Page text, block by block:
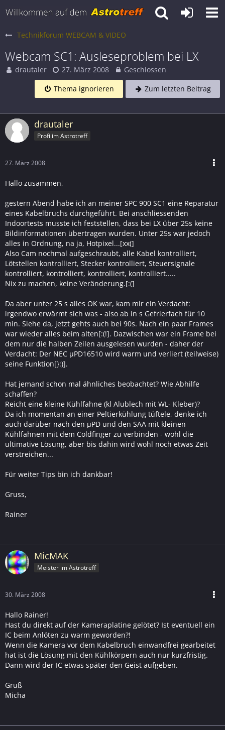
Technikforum WEBCAM & VIDEO
Webcam SC1: Ausleseproblem bei LX
drautaler 27. März 2008
Geschlossen
Thema ignorieren
Zum letzten Beitrag
drautaler
Profi im Astrotreff
27. März 2008
Hallo zusammen,
gestern Abend habe ich an meiner SPC 900 SC1 eine Reparatur
eines Kabelbruchs durchgeführt. Bei anschliessenden
Indoortests musste ich feststellen, dass bei LX über 25s keine
Bildinformationen übertragen wurden. Unter 25s war jedoch
alles in Ordnung, na ja, Hotpixel...[xx(]
Also Cam nochmal aufgeschraubt, alle Kabel kontrolliert,
Lötstellen kontrolliert, Stecker kontrolliert, Steuersignale
kontrolliert, kontrolliert, kontrolliert, kontrolliert.....
Nix zu machen, keine Veränderung.[:(]
Da aber unter 25 s alles OK war, kam mir ein Verdacht:
irgendwo erwärmt sich was - also ab in s Gefrierfach für 10
min. Siehe da, jetzt gehts auch bei 90s. Nach ein paar Frames
war wieder alles beim alten[:(!]. Dazwischen war ein Frame bei
dem nur die halben Zeilen ausgelesen wurden - daher der
Verdacht: Der NEC µPD16510 wird warm und verliert (teilweise)
seine Funktion[}:)].
Hat jemand schon mal ähnliches beobachtet? Wie Abhilfe
schaffen?
Reicht eine kleine Kühlfahne (kl Alublech mit WL- Kleber)?
Da ich momentan an einer Peltierkühlung tüftele, denke ich
auch darüber nach den µPD und den SAA mit kleinen
Kühlfahnen mit dem Coldfinger zu verbinden - wohl die
ultimative Lösung, aber bis dahin wird wohl noch etwas Zeit
verstreichen...
Für weiter Tips bin ich dankbar!
Gruss,
Rainer
MicMAK
Meister im Astrotreff
30. März 2008
Hallo Rainer!
Hast du direkt auf der Kameraplatine gelötet? Ist eventuell ein
IC beim Anlöten zu warm geworden?!
Wenn die Kamera vor dem Kabelbruch einwandfrei gearbeitet
hat ist die Lösung mit den Kühlkörpern auch nur kurzfristig.
Dann wird der IC etwas später den Geist aufgeben.
Gruß
Micha